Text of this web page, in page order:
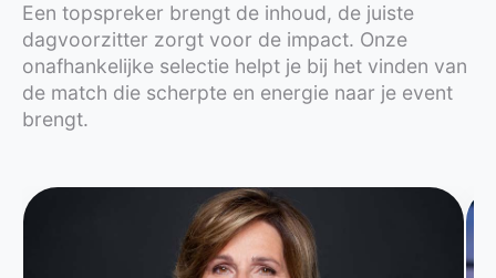
Een topspreker brengt de inhoud, de juiste
dagvoorzitter zorgt voor de impact. Onze
onafhankelijke selectie helpt je bij het vinden van
de match die scherpte en energie naar je event
brengt.